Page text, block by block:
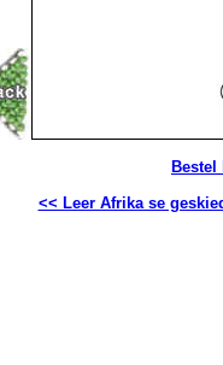
<< Leer Afrika se